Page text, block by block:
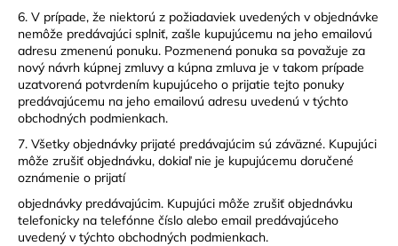
6. V prípade, že niektorú z požiadaviek uvedených v objednávke
nemôže predávajúci splniť, zašle kupujúcemu na jeho emailovú
adresu zmenenú ponuku. Pozmenená ponuka sa považuje za
nový návrh kúpnej zmluvy a kúpna zmluva je v takom prípade
uzatvorená potvrdením kupujúceho o prijatie tejto ponuky
predávajúcemu na jeho emailovú adresu uvedenú v týchto
obchodných podmienkach.
7. Všetky objednávky prijaté predávajúcim sú záväzné. Kupujúci
môže zrušiť objednávku, dokiaľ nie je kupujúcemu doručené
oznámenie o prijatí
objednávky predávajúcim. Kupujúci môže zrušiť objednávku
telefonicky na telefónne číslo alebo email predávajúceho
uvedený v týchto obchodných podmienkach.